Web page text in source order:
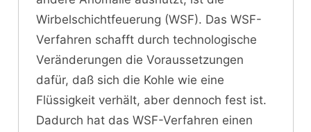
Wirbelschichtfeuerung (WSF). Das WSF-
Verfahren schafft durch technologische
Veränderungen die Voraussetzungen
dafür, daß sich die Kohle wie eine
Flüssigkeit verhält, aber dennoch fest ist.
Dadurch hat das WSF-Verfahren einen